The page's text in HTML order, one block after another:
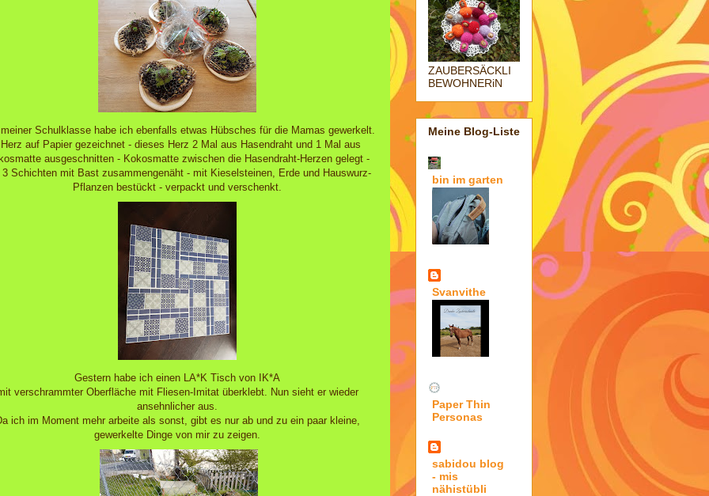
Schulklasse habe ich ebenfalls etwas Hübsches für die Mamas gewerkelt.
auf Papier gezeichnet - dieses Herz 2 Mal aus Hasendraht und 1 Mal aus
ausgeschnitten - Kokosmatte zwischen die Hasendraht-Herzen gelegt -
3 Schichten mit Bast zusammengenäht - mit Kieselsteinen, Erde und Hauswurz-
Pflanzen bestückt - verpackt und verschenkt.
Gestern habe ich einen LA*K Tisch von IK*A
verschrammter Oberfläche mit Fliesen-Imitat überklebt. Nun sieht er wieder
ansehnlicher aus.
ich im Moment mehr arbeite als sonst, gibt es nur ab und zu ein paar kleine,
gewerkelte Dinge von mir zu zeigen.
ZAUBERSÄCKLI
BEWOHNERiN
Meine Blog-Liste
bin im garten
Svanvithe
Paper Thin
Personas
sabidou blog
- mis
nähistübli